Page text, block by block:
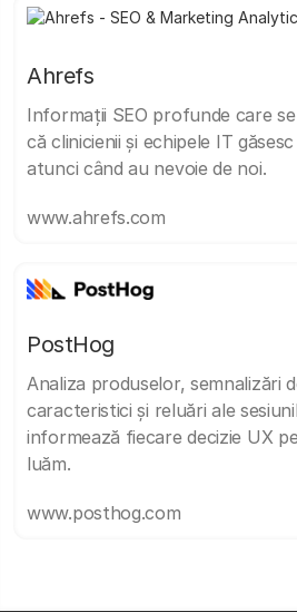
Ahrefs
Informații SEO profunde care
că clinicienii și echipele IT
atunci când au nevoie de noi.
www.ahrefs.com
PostHog
Analiza produselor, semnalizări
caracteristici și reluări ale
informează fiecare decizie UX
luăm.
www.posthog.com